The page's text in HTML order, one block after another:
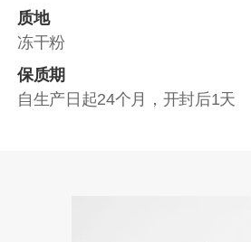
质地
冻干粉
保质期
自生产日起24个月，开封后1天